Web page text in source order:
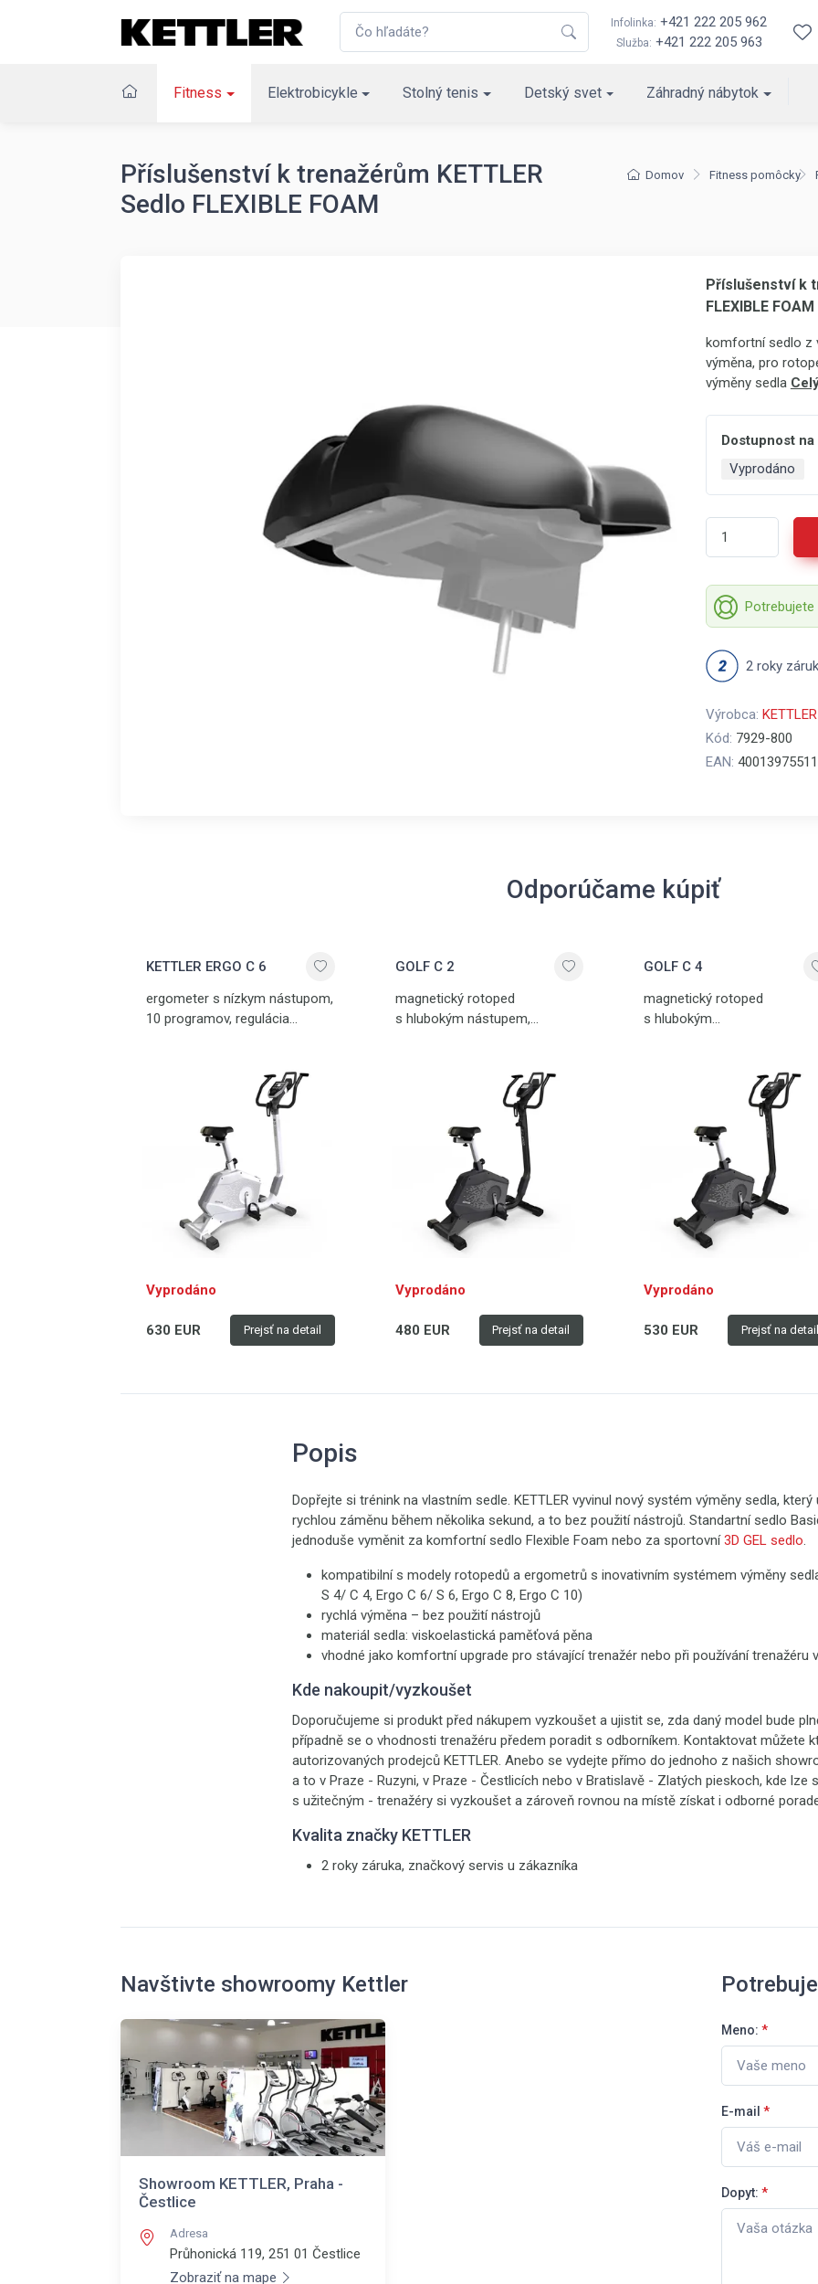
Infolinka: +421 222 205 962
Služba: +421 222 205 963
Fitness Elektrobicykle Stolný tenis Detský svet Záhradný nábytok
Domov Fitness pomôcky
Příslušenství k trenažérům KETTLER
Sedlo FLEXIBLE FOAM
Příslušenství k
FLEXIBLE FOAM
komfortní sedlo z
výměna, pro
výměny sedla
Dostupnost
Vyprodáno
2 roky
Výrobca: KETTLER
Kód: 7929-800
EAN:
Odporúčame kúpiť
KETTLER ERGO C 6
ergometer s nízkym nástupom,
10 programov, regulácia
výmeny sedla, 6 kg zotrvačník,
nosnosť 130 kg, vyrobený
Vyprodáno
630 EUR Prejsť na detail
GOLF C 2
magnetický rotoped
s hlubokým nástupem,
HD video tras po celém světě,
držák na tablet, manuální
nastavení zátěže, zátěž 1-8
stupňů, inovativní systém
výměny sedla, držák tabletu,
přehledný "Advanced LCD
displej", 6 kg setrvačník
s Indexem kvality šlapání TQI-
7.9, tichý chod, nosnost 130
dobou 3 roky na všechny
komponenty a dostupností 10
let na náhradní
Vyprodáno
480 EUR Prejsť na detail
GOLF C 4
magnetický rotoped
s hlubokým
pro trénink reálných HD video
tras po celém světě, držák
na tablet, elektronické ovládání
zátěže včetně profilových
a HRC programů, inovativní
systém výměny sedla, držák
tabletu, paměť pro 4 osoby,
přehledný "Advanced LCD
displej", 6 kg setrvačník
kg, vyrobený ve velmi vysoké
kvalitě v Německu se záruční
dobou 3 roky na všechny
Vyprodáno
530 EUR Prejsť na detail
Popis
Dopřejte si trénink na vlastním sedle. KETTLER vyvinul nový systém výměny sedla, který
rychlou záměnu během několika sekund, a to bez použití nástrojů. Standartní sedlo
jednoduše vyměnit za komfortní sedlo Flexible Foam nebo za sportovní3D GEL sedlo.
kompatibilní s modely rotopedů a ergometrů s inovativním systémem výměny
S 4/ C 4, Ergo C 6/ S 6, Ergo C 8, Ergo C 10)
rychlá výměna – bez použití nástrojů
materiál sedla: viskoelastická paměťová pěna
vhodné jako komfortní upgrade pro stávající trenažér nebo při používání trenažéru
Kde nakoupit/vyzkoušet
Doporučujeme si produkt před nákupem vyzkoušet a ujistit se, zda daný model bude
případně se o vhodnosti trenažéru předem poradit s odborníkem. Kontaktovat můžete
autorizovaných prodejců KETTLER. Anebo se vydejte přímo do jednoho z našich
a to v Praze - Ruzyni, v Praze - Čestlicích nebo v Bratislavě - Zlatých pieskoch, kde lze
s užitečným - trenažéry si vyzkoušet a zároveň rovnou na místě získat i odborné
Kvalita značky KETTLER
2 roky záruka, značkový servis u zákazníka
Navštivte showroomy Kettler
Showroom KETTLER, Praha -
Čestlice
Adresa
Průhonická 119, 251 01 Čestlice
Zobraziť na mape
Meno: *
E-mail *
Dopyt: *